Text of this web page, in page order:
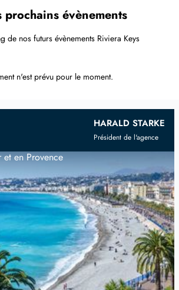
évènements
de nos futurs évènements Riviera Keys
n'est prévu pour le moment.
immobilière franco-
en Provence
HARALD STARKE
Président de l'agence